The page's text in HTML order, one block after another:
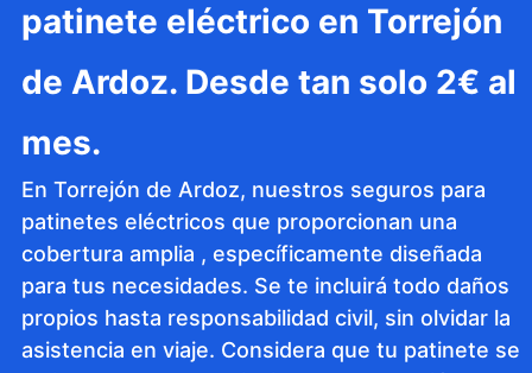
patinete eléctrico en Torrejón
de Ardoz. Desde tan solo 2€ al
mes.
En Torrejón de Ardoz, nuestros seguros para
patinetes eléctricos que proporcionan una
cobertura amplia , específicamente diseñada
para tus necesidades. Se te incluirá todo daños
propios hasta responsabilidad civil, sin olvidar la
asistencia en viaje. Considera que tu patinete se